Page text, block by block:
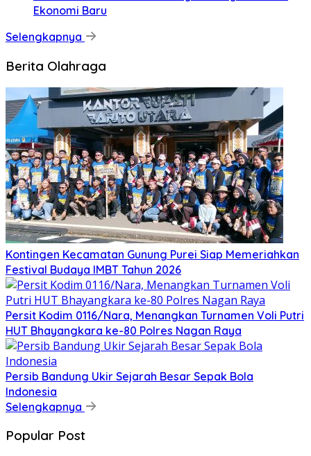
Ekonomi Baru
Selengkapnya
Berita Olahraga
Kontingen Kecamatan Gunung Purei Siap Memeriahkan
Festival Budaya IMBT Tahun 2026
Persit Kodim 0116/Nara, Menangkan Turnamen Voli Putri
HUT Bhayangkara ke-80 Polres Nagan Raya
Persib Bandung Ukir Sejarah Besar Sepak Bola
Indonesia
Selengkapnya
Popular Post